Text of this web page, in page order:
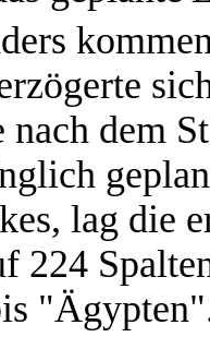
nach dem
lag die
224